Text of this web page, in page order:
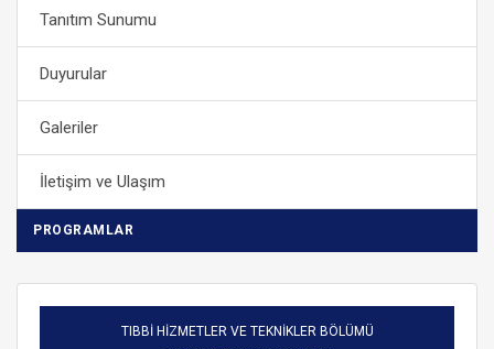
Tanıtım Sunumu
Duyurular
Galeriler
İletişim ve Ulaşım
PROGRAMLAR
TIBBİ HİZMETLER VE TEKNİKLER BÖLÜMÜ